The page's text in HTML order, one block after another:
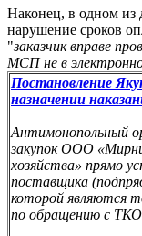
Наконец, в одном из
нарушение сроков
"заказчик вправе
МСП не в
Постановление
назначении
Антимонопольный
закупок ООО
хозяйства» прямо
поставщика
которой являются
по обращению с ТКО